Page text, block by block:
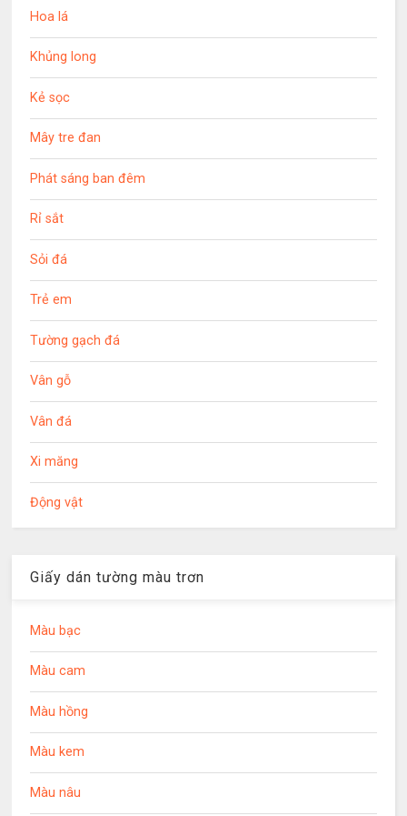
Hoa lá
Khủng long
Kẻ sọc
Mây tre đan
Phát sáng ban đêm
Rỉ sắt
Sỏi đá
Trẻ em
Tường gạch đá
Vân gỗ
Vân đá
Xi măng
Động vật
Giấy dán tường màu trơn
Màu bạc
Màu cam
Màu hồng
Màu kem
Màu nâu